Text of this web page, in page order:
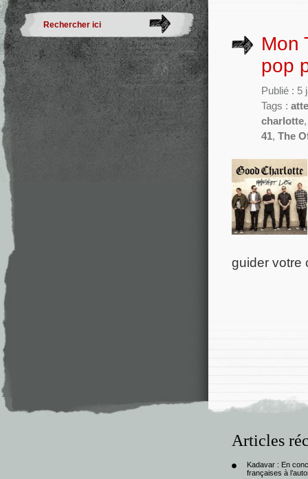
Mon
pop
Publié : 5
Tags :
charlotte
41, The
guider votre
Articles
Kadavar : En
françaises à